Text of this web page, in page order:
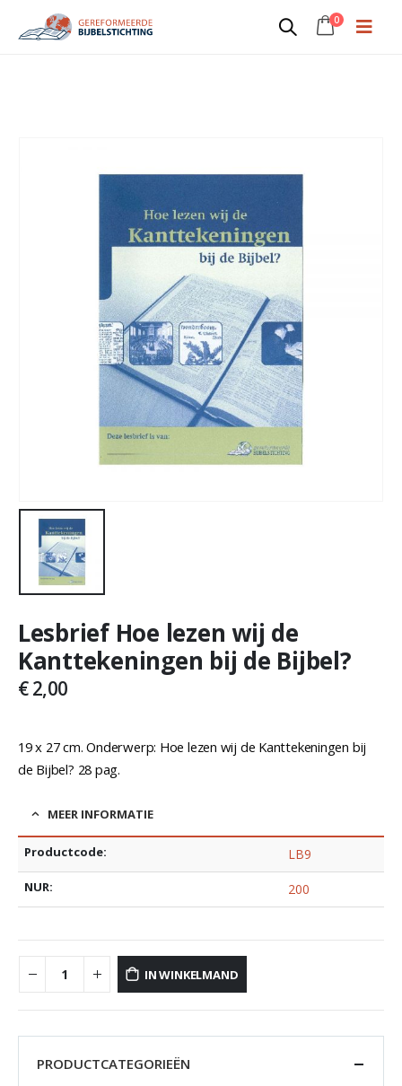
0
Lesbrief Hoe lezen wij de
Kanttekeningen bij de Bijbel?
€2,00
19 x 27 cm. Onderwerp: Hoe lezen wij de Kanttekeningen bij
de Bijbel? 28 pag.
MEER INFORMATIE
Productcode: LB9
NUR: 200
IN WINKELMAND
PRODUCTCATEGORIEËN